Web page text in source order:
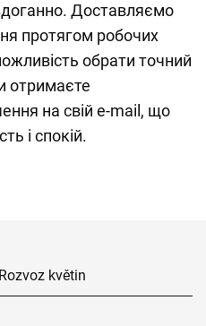
Доставляємо
протягом робочих
обрати точний
отримаєте
на свій e-mail, що
і спокій.
květin